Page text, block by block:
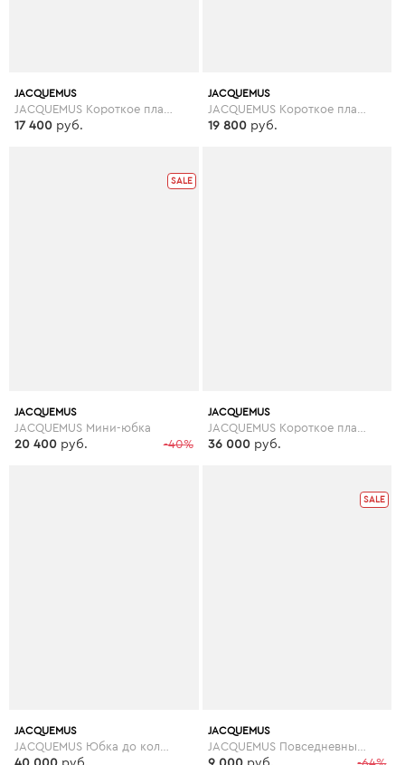
JACQUEMUS
17 400 руб.
JACQUEMUS
19 800 руб.
SALE
JACQUEMUS
JACQUEMUS Мини-юбка
-40%
20 400 руб.
JACQUEMUS
36 000 руб.
JACQUEMUS
SALE
JACQUEMUS